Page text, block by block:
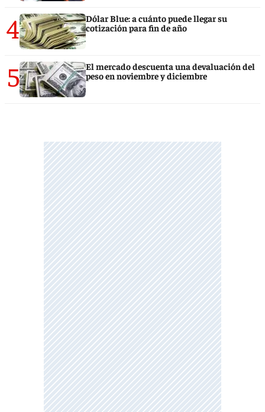
4
Dólar Blue: a cuánto puede llegar su
cotización para fin de año
5
El mercado descuenta una devaluación del
peso en noviembre y diciembre